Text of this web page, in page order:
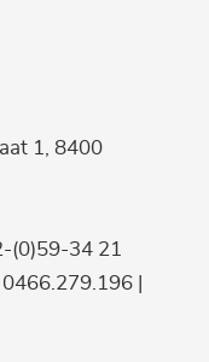
1, 8400
(0)59-34 21
|